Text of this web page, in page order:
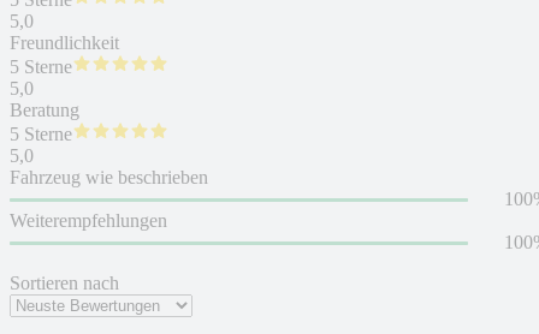
Sortieren nach
5,0
Freundlichkeit
5 Sterne
5,0
Beratung
5 Sterne
5,0
Fahrzeug wie beschrieben
Weiterempfehlungen